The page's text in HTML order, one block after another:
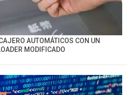
AUTOMÁTICOS CON UN
MODIFICADO